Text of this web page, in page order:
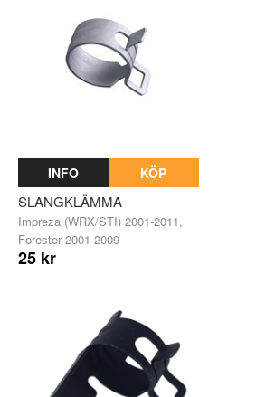
INFO KÖP
SLANGKLÄMMA
Impreza (WRX/STI) 2001-2011,
Forester 2001-2009
25 kr